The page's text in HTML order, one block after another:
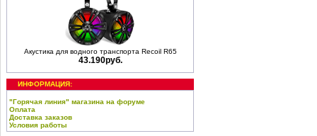
Акустика для водного транспорта Recoil R65
43.190руб.
ИНФОРМАЦИЯ:
"Горячая линия" магазина на форуме
Оплата
Доставка заказов
Условия работы